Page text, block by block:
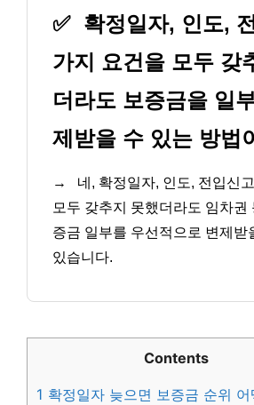
✅ 확정일자, 인도,
가지 요건을 모두 갖
더라도 보증금을 일
제받을 수 있는 방법
→
네, 확정일자, 인도, 전입신
모두 갖추지 못했더라도 임차권
증금 일부를 우선적으로 변제받
있습니다.
Contents
1 확정일자 늦으면 보증금 순위